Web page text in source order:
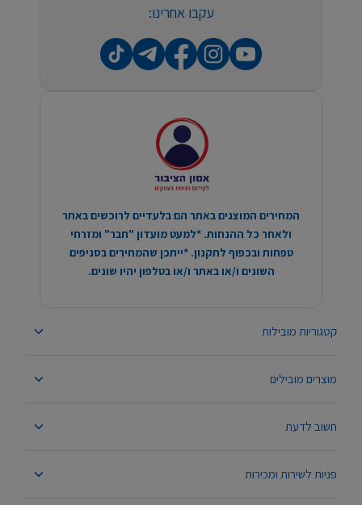
קטגוריות מובילות
מוצרים מובילים
חשוב לדעת
פניות לשירות ומכירות
עקבו אחרינו:
המחירים המוצגים באתר הם בלעדיים לרוכשים באתר
ולאחר כל ההנחות. *למעט מועדון "חבר" ומזרחי
טפחות ובכפוף לתקנון. *ייתכן שהמחירים בסניפים
השונים ו/או באתר ו/או בטלפון יהיו שונים.